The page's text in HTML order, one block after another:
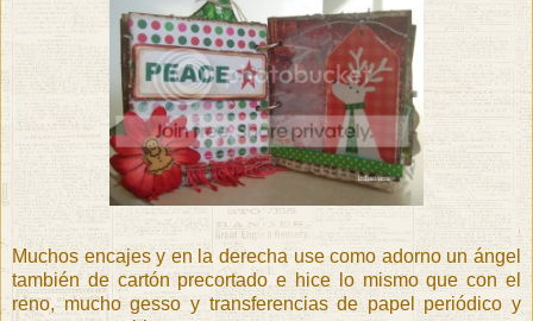
Muchos encajes y en la derecha use como adorno un ángel
también de cartón precortado e hice lo mismo que con el
reno, mucho gesso y transferencias de papel periódico y